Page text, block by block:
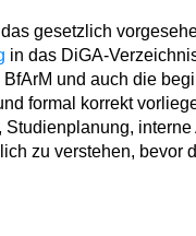
gesetzlich
in das DiGA-
und auch die
formal korrekt
Studienplanung,
zu verstehen, bevor